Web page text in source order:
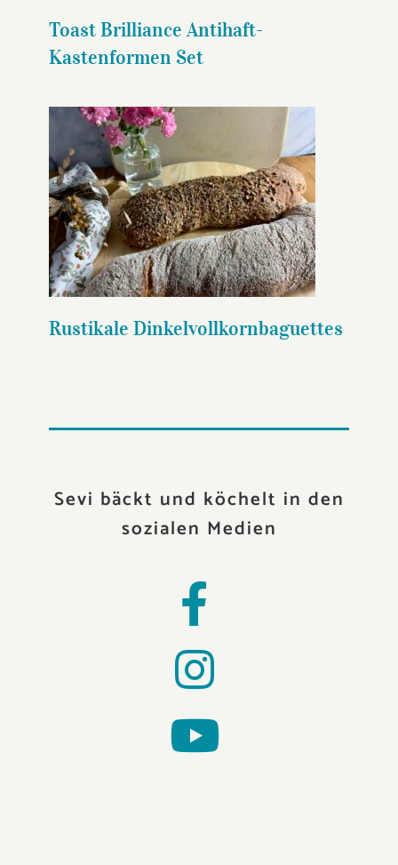
Toast Brilliance Antihaft-
Kastenformen Set
Rustikale
Dinkelvollkornbaguettes
Rustikale Dinkelvollkornbaguettes
Sevi bäckt und köchelt in den
sozialen Medien